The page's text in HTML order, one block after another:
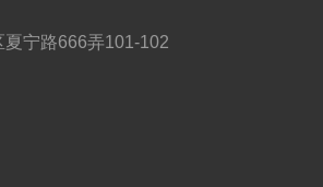
夏宁路666弄101-102